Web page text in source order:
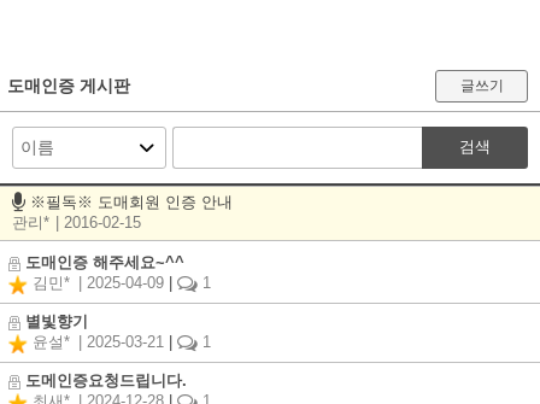
도매인증 게시판 글쓰기
검색
※필독※ 도매회원 인증 안내
관리*
| 2016-02-15
도매인증 해주세요~^^
김민*
| 2025-04-09 1
별빛향기
윤설*
| 2025-03-21 1
도메인증요청드립니다.